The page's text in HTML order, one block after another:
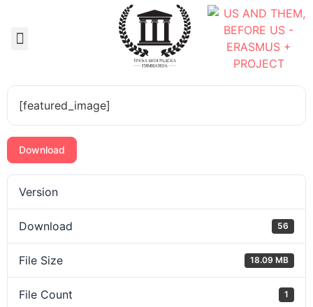
[featured_image]
Download
Version
Download 56
File Size 18.09 MB
File Count 1